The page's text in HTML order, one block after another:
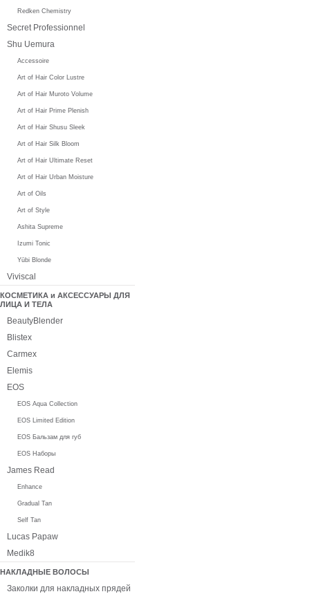
Redken Chemistry
Secret Professionnel
Shu Uemura
Accessoire
Art of Hair Color Lustre
Art of Hair Muroto Volume
Art of Hair Prime Plenish
Art of Hair Shusu Sleek
Art of Hair Silk Bloom
Art of Hair Ultimate Reset
Art of Hair Urban Moisture
Art of Oils
Art of Style
Ashita Supreme
Izumi Tonic
Yūbi Blonde
Viviscal
КОСМЕТИКА и АКСЕССУАРЫ ДЛЯ
ЛИЦА И ТЕЛА
BeautyBlender
Blistex
Carmex
Elemis
EOS
EOS Aqua Collection
EOS Limited Edition
EOS Бальзам для губ
EOS Наборы
James Read
Enhance
Gradual Tan
Self Tan
Lucas Papaw
Medik8
НАКЛАДНЫЕ ВОЛОСЫ
Заколки для накладных прядей